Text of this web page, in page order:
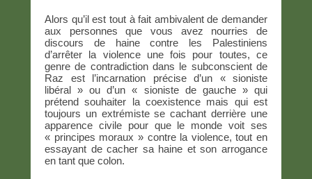
Alors qu’il est tout à fait ambivalent de demander
aux personnes que vous avez nourries de
discours de haine contre les Palestiniens
d’arrêter la violence une fois pour toutes, ce
genre de contradiction dans le subconscient de
Raz est l’incarnation précise d’un « sioniste
libéral » ou d’un « sioniste de gauche » qui
prétend souhaiter la coexistence mais qui est
toujours un extrémiste se cachant derrière une
apparence civile pour que le monde voit ses
« principes moraux » contre la violence, tout en
essayant de cacher sa haine et son arrogance
en tant que colon.